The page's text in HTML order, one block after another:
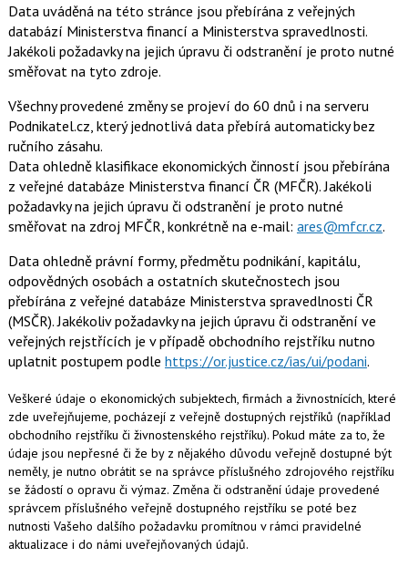
Data uváděná na této stránce jsou přebírána z veřejných
databází Ministerstva financí a Ministerstva spravedlnosti.
Jakékoli požadavky na jejich úpravu či odstranění je proto nutné
směřovat na tyto zdroje.
Všechny provedené změny se projeví do 60 dnů i na serveru
Podnikatel.cz, který jednotlivá data přebírá automaticky bez
ručního zásahu.
Data ohledně klasifikace ekonomických činností jsou přebírána
z veřejné databáze Ministerstva financí ČR (MFČR). Jakékoli
požadavky na jejich úpravu či odstranění je proto nutné
směřovat na zdroj MFČR, konkrétně na e-mail: ares@mfcr.cz.
Data ohledně právní formy, předmětu podnikání, kapitálu,
odpovědných osobách a ostatních skutečnostech jsou
přebírána z veřejné databáze Ministerstva spravedlnosti ČR
(MSČR). Jakékoliv požadavky na jejich úpravu či odstranění ve
veřejných rejstřících je v případě obchodního rejstříku nutno
uplatnit postupem podle https://or.justice.cz/ias/ui/podani.
Veškeré údaje o ekonomických subjektech, firmách a živnostnících, které
zde uveřejňujeme, pocházejí z veřejně dostupných rejstříků (například
obchodního rejstříku či živnostenského rejstříku). Pokud máte za to, že
údaje jsou nepřesné či že by z nějakého důvodu veřejně dostupné být
neměly, je nutno obrátit se na správce příslušného zdrojového rejstříku
se žádostí o opravu či výmaz. Změna či odstranění údaje provedené
správcem příslušného veřejně dostupného rejstříku se poté bez
nutnosti Vašeho dalšího požadavku promítnou v rámci pravidelné
aktualizace i do námi uveřejňovaných údajů.